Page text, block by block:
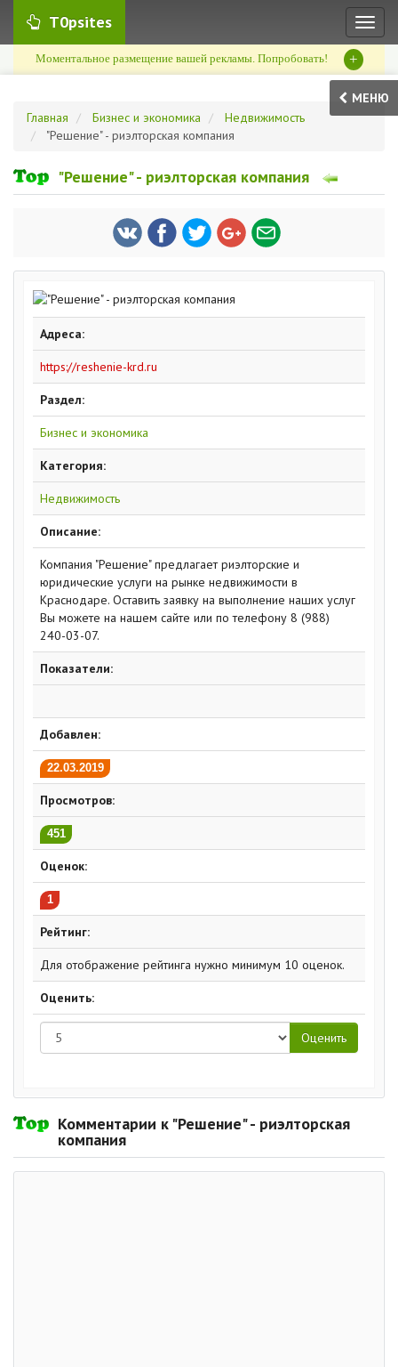
T0psites
Моментальное размещение вашей рекламы. Попробовать! +
МЕНЮ
Главная
Бизнес и экономика
Недвижимость
"Решение" - риэлторская компания
"Решение" - риэлторская компания
Адреса:
https://reshenie-krd.ru
Раздел:
Бизнес и экономика
Категория:
Недвижимость
Описание:
Компания "Решение" предлагает риэлторские и
юридические услуги на рынке недвижимости в
Краснодаре. Оставить заявку на выполнение наших услуг
Вы можете на нашем сайте или по телефону 8 (988)
240-03-07.
Показатели:
Добавлен:
22.03.2019
Просмотров:
451
Оценок:
1
Рейтинг:
Для отображение рейтинга нужно минимум 10 оценок.
Оценить:
Комментарии к "Решение" - риэлторская
компания